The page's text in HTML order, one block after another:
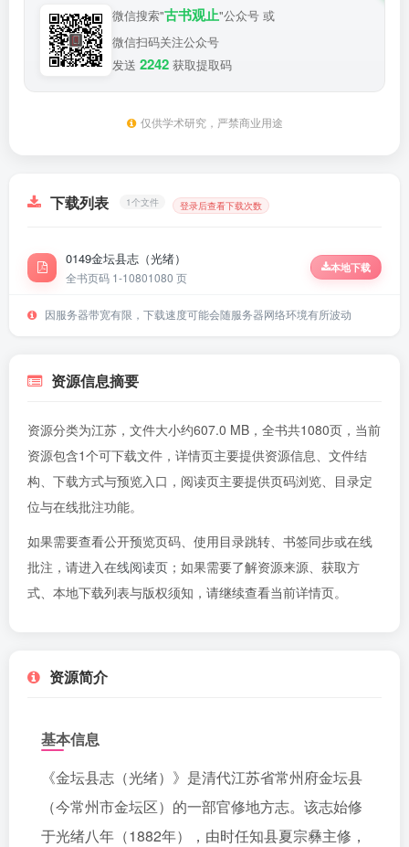
微信搜索"古书观止"公众号 或
微信扫码关注公众号
发送 2242 获取提取码
仅供学术研究，严禁商业用途
下载列表 1个文件 登录后查看下载次数
0149金坛县志（光绪）
全书页码 1-10801080 页
本地下载
因服务器带宽有限，下载速度可能会随服务器网络环境有所波动
资源信息摘要
资源分类为江苏，文件大小约607.0 MB，全书共1080页，当前
资源包含1个可下载文件，详情页主要提供资源信息、文件结
构、下载方式与预览入口，阅读页主要提供页码浏览、目录定
位与在线批注功能。
如果需要查看公开预览页码、使用目录跳转、书签同步或在线
批注，请进入在线阅读页 ；如果需要了解资源来源、获取方
式、本地下载列表与版权须知，请继续查看当前详情页。
资源简介
基本信息
《金坛县志（光绪）》是清代江苏省常州府金坛县
（今常州市金坛区）的一部官修地方志。该志始修
于光绪八年（1882年），由时任知县夏宗彝主修，